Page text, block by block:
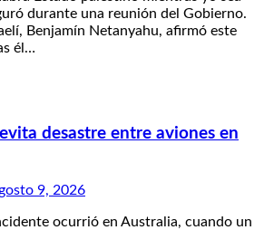
durante una reunión del Gobierno.
Benjamín Netanyahu, afirmó este
él…
desastre entre aviones en
9, 2026
ocurrió en Australia, cuando un